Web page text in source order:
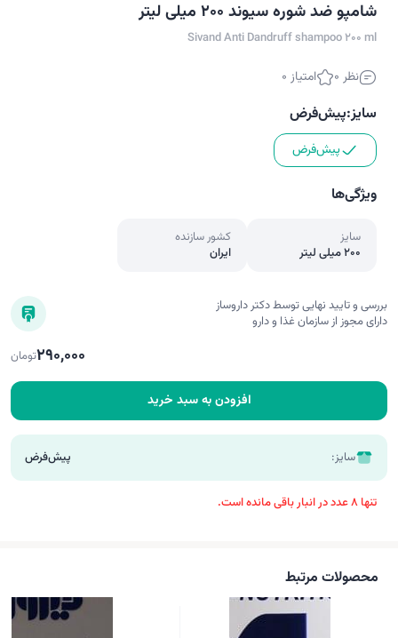
شامپو ضد شوره سیوند 200 میلی لیتر
Sivand Anti Dandruff shampoo 200 ml
نظر 0 امتیاز 0
سایز:پیش‌فرض
پیش‌فرض
ویژگی‌ها
سایز
200 میلی لیتر
کشور سازنده
ایران
بررسی و تایید نهایی توسط دکتر داروساز
دارای مجوز از سازمان غذا و دارو
290,000تومان
افزودن به سبد خرید
سایز: پیش‌فرض
تنها 8 عدد در انبار باقی مانده است.
محصولات مرتبط